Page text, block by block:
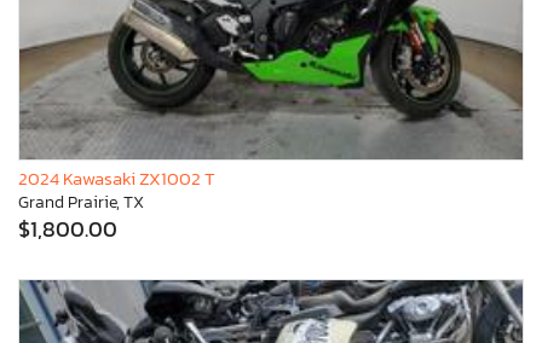
2024 Kawasaki ZX1002 T
Grand Prairie, TX
$1,800.00